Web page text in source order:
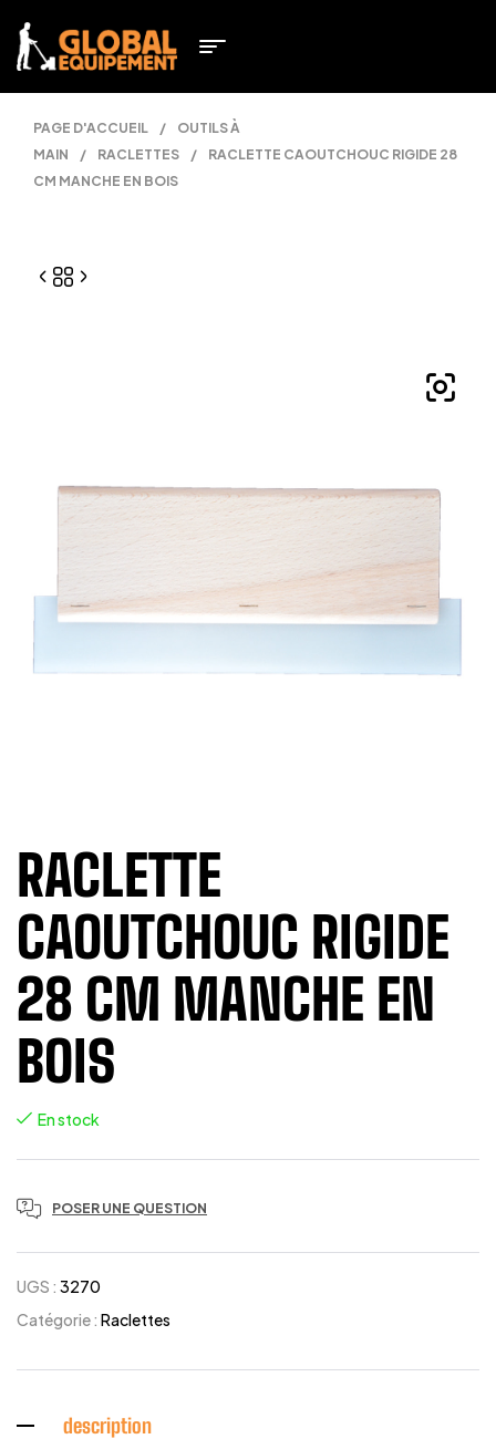
PAGE D'ACCUEIL /
OUTILS À
MAIN
/ RACLETTES /
RACLETTE CAOUTCHOUC RIGIDE 28
CM MANCHE EN BOIS
RACLETTE
CAOUTCHOUC RIGIDE
28 CM MANCHE EN
BOIS
En stock
POSER UNE QUESTION
UGS : 3270
Catégorie : Raclettes
description